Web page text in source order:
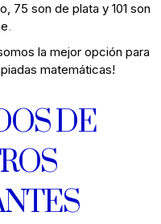
75 son de plata y 101 son
.
la mejor opción para
matemáticas!
DE